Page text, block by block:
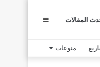
المقالات
منوعات